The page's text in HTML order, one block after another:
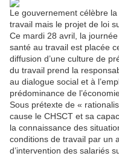
Le gouvernement célèbre
travail mais le projet de loi
Ce mardi 28 avril, la
santé au travail est placée
diffusion d’une culture de
du travail prend la
au dialogue social et à
prédominance de
Sous prétexte de «
cause le CHSCT et sa
la connaissance des
conditions de travail par un
d’intervention des salariés